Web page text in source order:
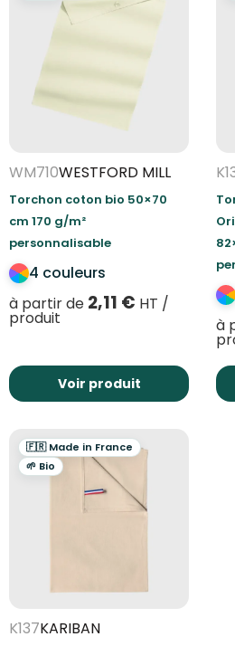
WM710WESTFORD MILL
Torchon coton bio 50×70
cm 170 g/m²
personnalisable
4 couleurs
à partir de 2,11 € HT /
produit
Voir produit
à
🇫🇷 Made in France
🌱 Bio
K137KARIBAN